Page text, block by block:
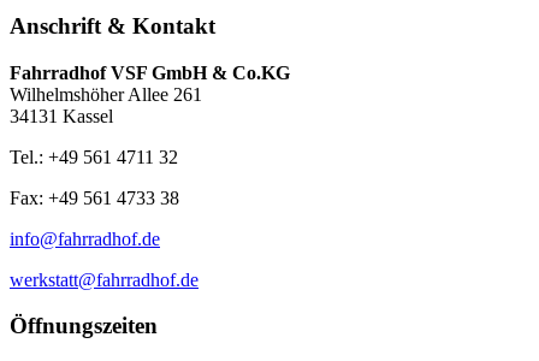
Anschrift & Kontakt
Fahrradhof VSF GmbH & Co.KG
Wilhelmshöher Allee 261
34131 Kassel
Tel.: +49 561 4711 32
Fax: +49 561 4733 38
info@fahrradhof.de
werkstatt@fahrradhof.de
Öffnungszeiten